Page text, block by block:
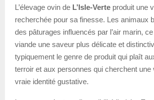
L’élevage ovin de L’Isle-Verte produit une
recherchée pour sa finesse. Les animaux
des pâturages influencés par l’air marin,
viande une saveur plus délicate et
typiquement le genre de produit qui plaît
terroir et aux personnes qui cherchent une
vraie identité gustative.